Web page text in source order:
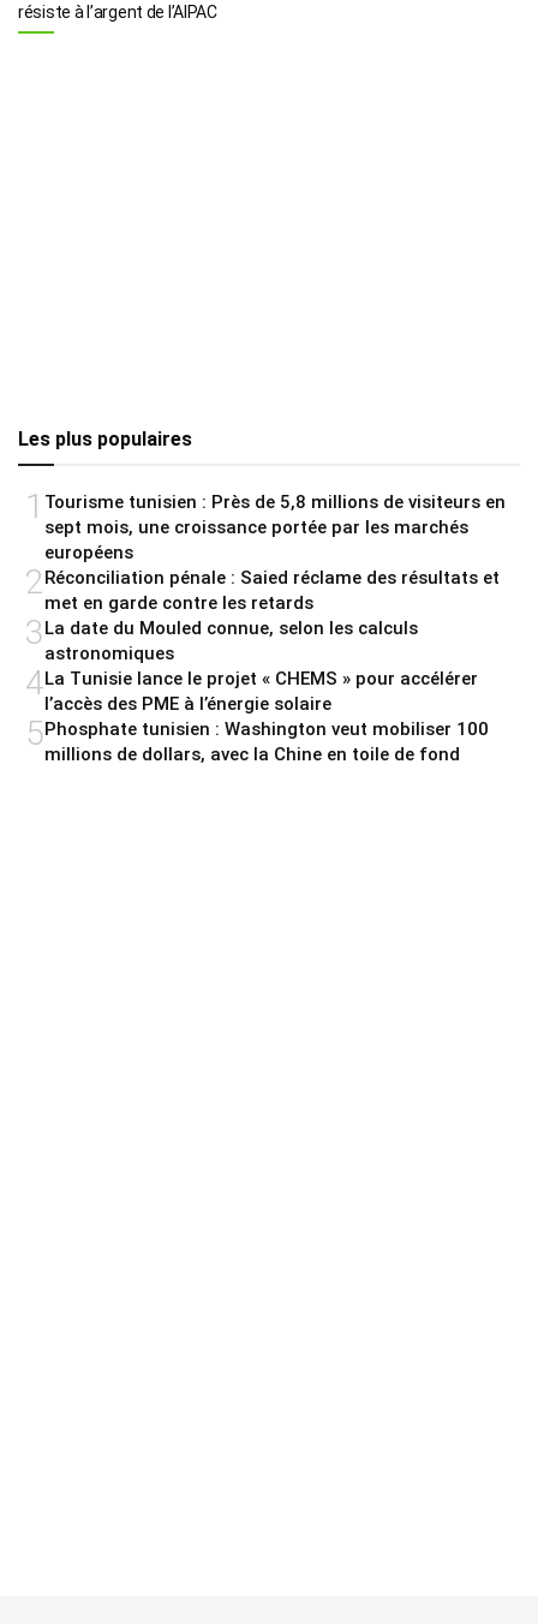
résiste à l’argent de l’AIPAC
Les plus populaires
1 Tourisme tunisien : Près de 5,8 millions de visiteurs en
sept mois, une croissance portée par les marchés
européens
2 Réconciliation pénale : Saied réclame des résultats et
met en garde contre les retards
3La date du Mouled connue, selon les calculs
astronomiques
4La Tunisie lance le projet « CHEMS » pour accélérer
l’accès des PME à l’énergie solaire
5Phosphate tunisien : Washington veut mobiliser 100
millions de dollars, avec la Chine en toile de fond